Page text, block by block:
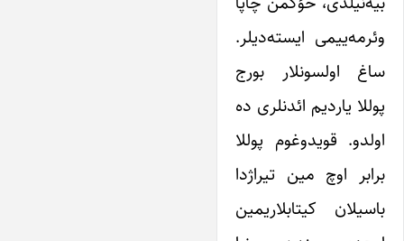
وئرمه‌ییمی ایسته‌دیلر.
ساغ ‌اولسونلار بورج
پوللا یاردیم ائدنلری ده
اولدو. قویدوغوم پوللا
برابر اوچ مین تیراژدا
باسیلان کیتابلاریمین